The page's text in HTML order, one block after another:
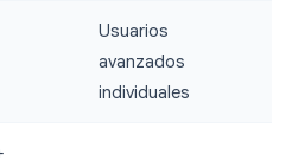
Usuarios
avanzados
individuales